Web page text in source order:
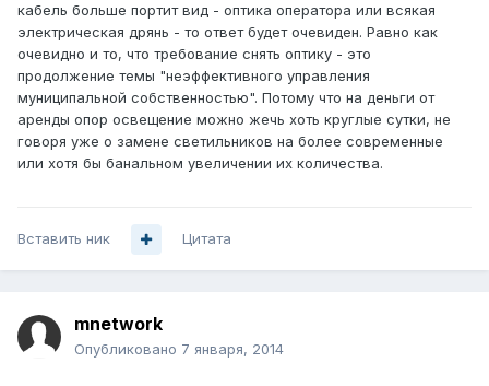
кабель больше портит вид - оптика оператора или всякая
электрическая дрянь - то ответ будет очевиден. Равно как
очевидно и то, что требование снять оптику - это
продолжение темы "неэффективного управления
муниципальной собственностью". Потому что на деньги от
аренды опор освещение можно жечь хоть круглые сутки, не
говоря уже о замене светильников на более современные
или хотя бы банальном увеличении их количества.
Вставить ник Цитата
mnetwork
Опубликовано 7 января, 2014